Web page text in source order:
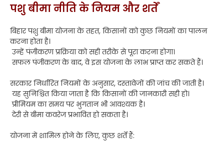
पशु बीमा नीति के नियम और शर्तें
बिहार पशु बीमा योजना के तहत, किसानों को कुछ नियमों का पालन
करना होता है।
उन्हें पंजीकरण प्रक्रिया को सही तरीके से पूरा करना होगा।
सफल पंजीकरण के बाद, वे इस योजना के लाभ प्राप्त कर सकते हैं।
सरकार निर्धारित नियमों के अनुसार, दस्तावेजों की जांच की जाती है।
यह सुनिश्चित किया जाता है कि किसानों की जानकारी सही हो।
प्रीमियम का समय पर भुगतान भी आवश्यक है।
देरी से बीमा कवरेज प्रभावित हो सकता है।
योजना में शामिल होने के लिए, कुछ शर्तें हैं: